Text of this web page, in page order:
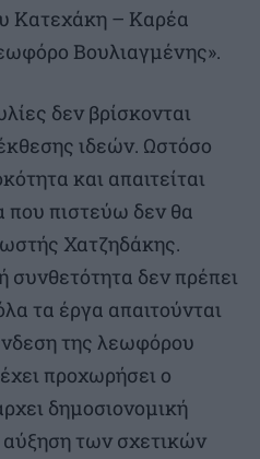
Κατεχάκη – Καρέα
Βουλιαγμένης».
δεν βρίσκονται
ιδεών. Ωστόσο
και απαιτείται
που πιστεύω δεν θα
Χατζηδάκης.
συνθετότητα δεν πρέπει
τα έργα απαιτούνται
της λεωφόρου
προχωρήσει ο
δημοσιονομική
των σχετικών